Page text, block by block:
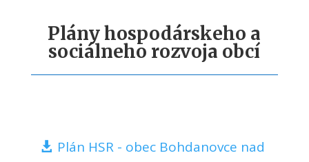
Plány hospodárskeho a
sociálneho rozvoja obcí
Plán HSR - obec Bohdanovce nad